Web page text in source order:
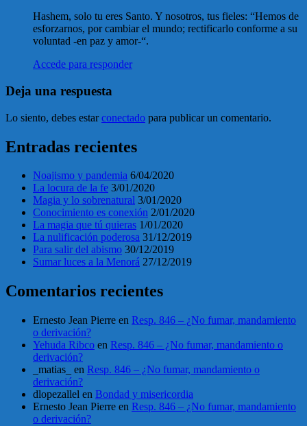
Hashem, solo tu eres Santo. Y nosotros, tus fieles: “Hemos de
esforzarnos, por cambiar el mundo; rectificarlo conforme a su
voluntad -en paz y amor-“.
Accede para responder
Deja una respuesta
Lo siento, debes estarconectado para publicar un comentario.
Entradas recientes
Noajismo y pandemia 6/04/2020
La locura de la fe 3/01/2020
Magia y lo sobrenatural 3/01/2020
Conocimiento es conexión 2/01/2020
La magia que tú quieras 1/01/2020
La nulificación poderosa 31/12/2019
Para salir del abismo 30/12/2019
Sumar luces a la Menorá 27/12/2019
Comentarios recientes
Ernesto Jean Pierre en Resp. 846 – ¿No fumar, mandamiento
o derivación?
Yehuda Ribco en Resp. 846 – ¿No fumar, mandamiento o
derivación?
_matias_
en Resp. 846 – ¿No fumar, mandamiento o
derivación?
dlopezallel en Bondad y misericordia
Ernesto Jean Pierre en Resp. 846 – ¿No fumar, mandamiento
o derivación?